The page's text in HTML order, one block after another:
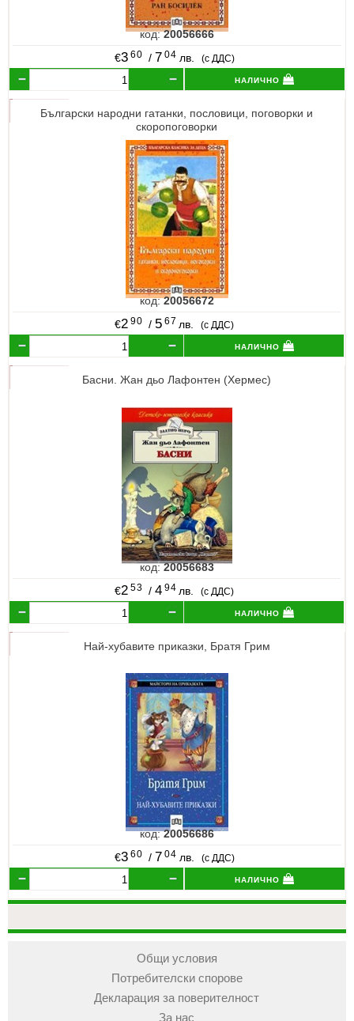
код:20056666
€3 60 / 7 04 лв. (с ДДС)
налично
Български народни гатанки, пословици, поговорки и
скоропоговорки
код:20056672
€2 90 / 5 67 лв. (с ДДС)
налично
Басни. Жан дьо Лафонтен (Хермес)
код:20056683
€2 53 / 4 94 лв. (с ДДС)
налично
Най-хубавите приказки, Братя Грим
код:20056686
€3 60 / 7 04 лв. (с ДДС)
налично
Общи условия
Потребителски спорове
Декларация за поверителност
За нас